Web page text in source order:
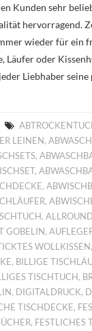
Kunden sehr
hervorragend.
wieder für ein
Läufer oder
Liebhaber seine
LEINEN ,
,
,
,
,
,
GOBELIN ,
WOLLKISSEN ,
, BILLIGE
TISCHTUCH ,
, DIGITALDRUCK,
TISCHDECKE,
, FESTLICHES